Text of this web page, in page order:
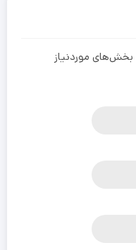
بخش‌های موردنیاز